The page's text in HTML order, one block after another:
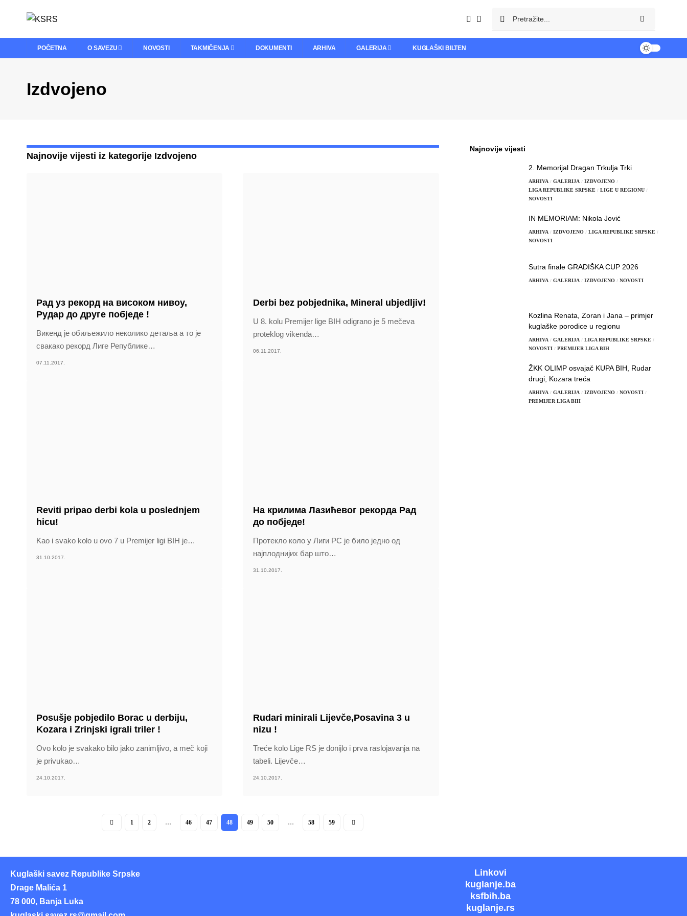
POČETNA O SAVEZU NOVOSTI TAKMIČENJA DOKUMENTI ARHIVA GALERIJA KUGLAŠKI BILTEN
Izdvojeno
Najnovije vijesti iz kategorije Izdvojeno
Рад уз рекорд на високом нивоу,
Рудар до друге побједе !
Викенд је обиљежило неколико детаља а то је
свакако рекорд Лиге Републике…
07.11.2017.
Derbi bez pobjednika, Mineral ubjedljiv!
U 8. kolu Premijer lige BIH odigrano je 5 mečeva
proteklog vikenda…
06.11.2017.
Reviti pripao derbi kola u poslednjem
hicu!
Kao i svako kolo u ovo 7 u Premijer ligi BIH je…
31.10.2017.
На крилима Лазићевог рекорда Рад
до побједе!
Протекло коло у Лиги РС је било једно од
најплоднијих бар што…
31.10.2017.
Posušje pobjedilo Borac u derbiju,
Kozara i Zrinjski igrali triler !
Ovo kolo je svakako bilo jako zanimljivo, a meč koji
je privukao…
24.10.2017.
Rudari minirali Lijevče,Posavina 3 u
nizu !
Treće kolo Lige RS je donijlo i prva raslojavanja na
tabeli. Lijevče…
24.10.2017.
1 2 … 46 47 48 49 50 … 58 59
Najnovije vijesti
2. Memorijal Dragan Trkulja Trki
ARHIVA GALERIJA
IZDVOJENO
LIGA REPUBLIKE SRPSKE
LIGE U REGIONU
NOVOSTI
IN MEMORIAM: Nikola Jović
ARHIVA IZDVOJENO
LIGA REPUBLIKE SRPSKE
NOVOSTI
Sutra finale GRADIŠKA CUP 2026
ARHIVA GALERIJA IZDVOJENO NOVOSTI
Kozlina Renata, Zoran i Jana – primjer
kuglaške porodice u regionu
ARHIVA GALERIJA
LIGA REPUBLIKE SRPSKE
NOVOSTI
PREMIJER LIGA BIH
ŽKK OLIMP osvajač KUPA BIH, Rudar
drugi, Kozara treća
ARHIVA GALERIJA IZDVOJENO
NOVOSTI
PREMIJER LIGA BIH
Kuglaški savez Republike Srpske
Drage Malića 1
78 000, Banja Luka
Linkovi
kuglanje.ba
ksfbih.ba
kuglanje.rs